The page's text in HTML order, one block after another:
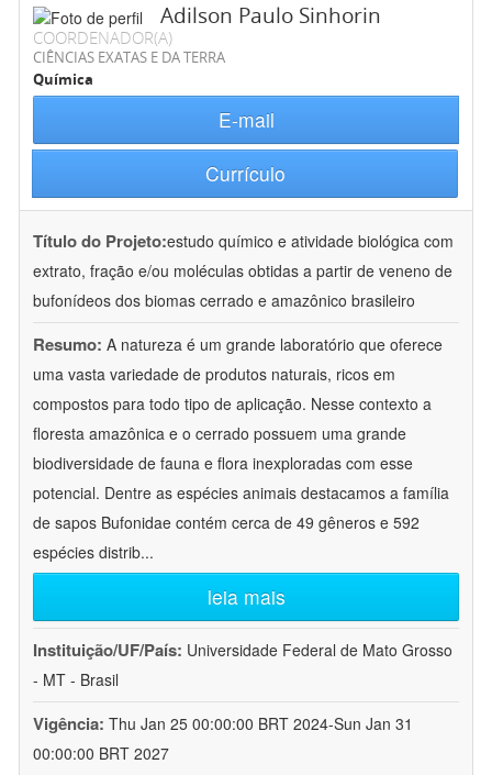
Adilson Paulo Sinhorin
COORDENADOR(A)
CIÊNCIAS EXATAS E DA TERRA
Química
E-mail
Currículo
Título do Projeto:estudo químico e atividade biológica com
extrato, fração e/ou moléculas obtidas a partir de veneno de
bufonídeos dos biomas cerrado e amazônico brasileiro
Resumo: A natureza é um grande laboratório que oferece
uma vasta variedade de produtos naturais, ricos em
compostos para todo tipo de aplicação. Nesse contexto a
floresta amazônica e o cerrado possuem uma grande
biodiversidade de fauna e flora inexploradas com esse
potencial. Dentre as espécies animais destacamos a família
de sapos Bufonidae contém cerca de 49 gêneros e 592
espécies distrib...
leia mais
Instituição/UF/País: Universidade Federal de Mato Grosso
- MT - Brasil
Vigência: Thu Jan 25 00:00:00 BRT 2024-Sun Jan 31
00:00:00 BRT 2027